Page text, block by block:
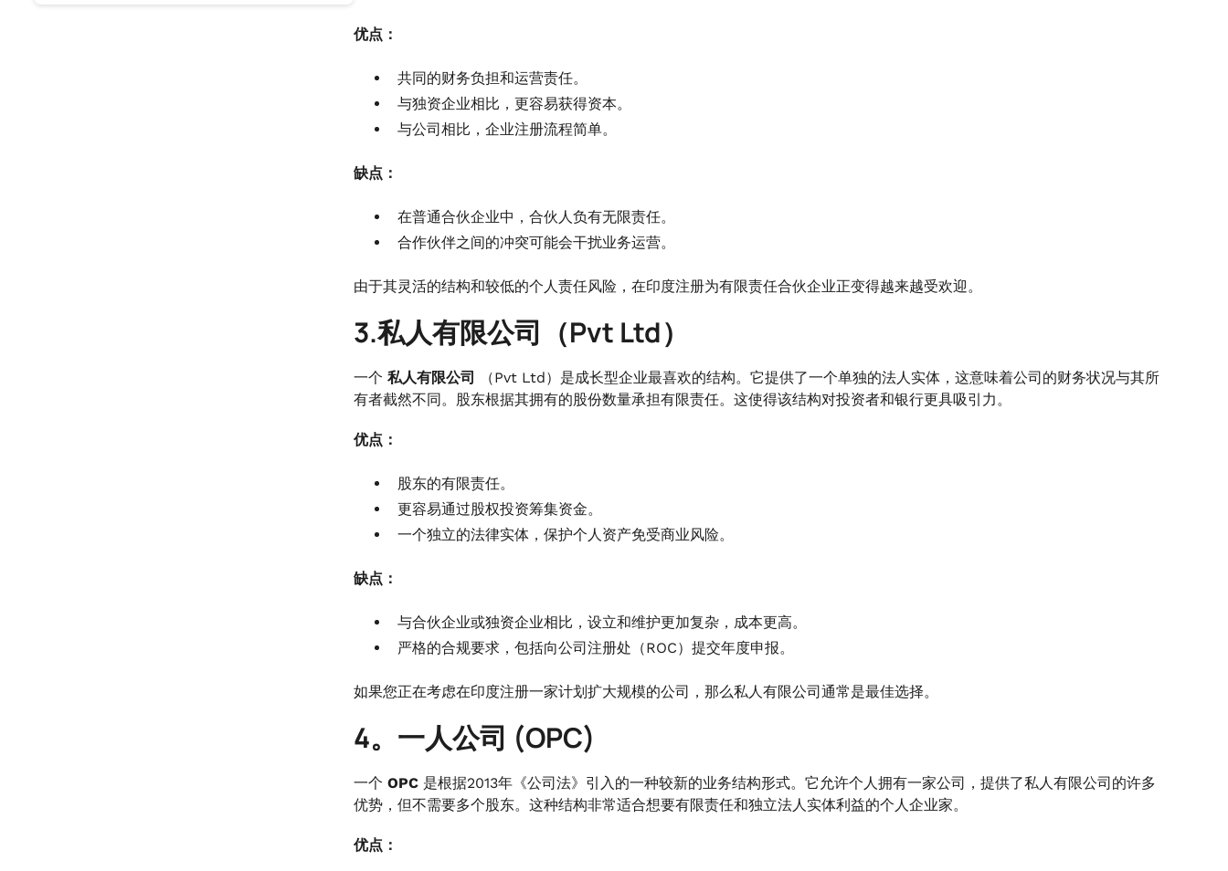
优点：
共同的财务负担和运营责任。
与独资企业相比，更容易获得资本。
与公司相比，企业注册流程简单。
缺点：
在普通合伙企业中，合伙人负有无限责任。
合作伙伴之间的冲突可能会干扰业务运营。
由于其灵活的结构和较低的个人责任风险，在印度注册为有限责任合伙企业正变得越来越受欢迎。
3.私人有限公司（Pvt Ltd）
一个 私人有限公司
（Pvt Ltd）是成长型企业最喜欢的结构。它提供了一个单独的法人实体，这意味着公司的财务状况与其所
有者截然不同。股东根据其拥有的股份数量承担有限责任。这使得该结构对投资者和银行更具吸引力。
优点：
股东的有限责任。
更容易通过股权投资筹集资金。
一个独立的法律实体，保护个人资产免受商业风险。
缺点：
与合伙企业或独资企业相比，设立和维护更加复杂，成本更高。
严格的合规要求，包括向公司注册处（ROC）提交年度申报。
如果您正在考虑在印度注册一家计划扩大规模的公司，那么私人有限公司通常是最佳选择。
4。一人公司 (OPC)
一个 OPC 是根据2013年《公司法》引入的一种较新的业务结构形式。它允许个人拥有一家公司，提供了私人有限公司的许多
优势，但不需要多个股东。这种结构非常适合想要有限责任和独立法人实体利益的个人企业家。
优点：